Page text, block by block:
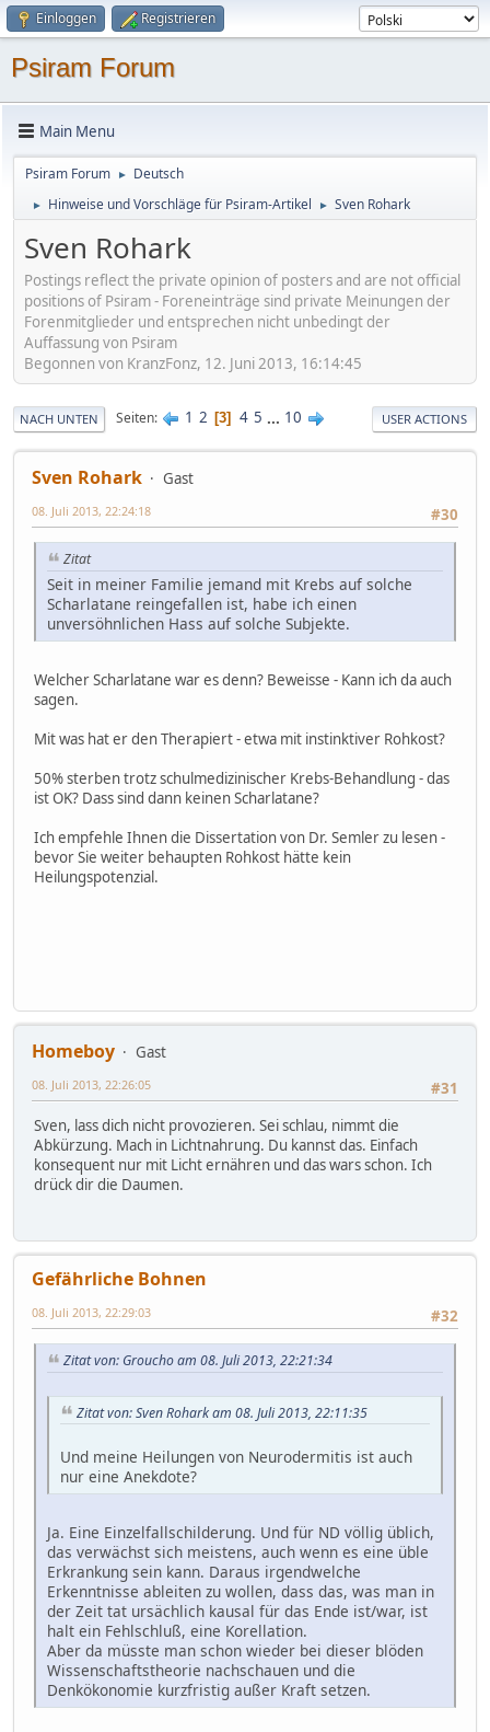
Einloggen Registrieren
Psiram Forum
Main Menu
Psiram Forum ► Deutsch
► Hinweise und Vorschläge für Psiram-Artikel ► Sven Rohark
Sven Rohark
Postings reflect the private opinion of posters and are not official
positions of Psiram - Foreneinträge sind private Meinungen der
Forenmitglieder und entsprechen nicht unbedingt der
Auffassung von Psiram
Begonnen von KranzFonz, 12. Juni 2013, 16:14:45
NACH UNTEN Seiten 1 2 3 4 5 ... 10 USER ACTIONS
Sven Rohark
Gast
#30
08. Juli 2013, 22:24:18
Zitat
Seit in meiner Familie jemand mit Krebs auf solche
Scharlatane reingefallen ist, habe ich einen
unversöhnlichen Hass auf solche Subjekte.
Welcher Scharlatane war es denn? Beweisse - Kann ich da auch
sagen.
Mit was hat er den Therapiert - etwa mit instinktiver Rohkost?
50% sterben trotz schulmedizinischer Krebs-Behandlung - das
ist OK? Dass sind dann keinen Scharlatane?
Ich empfehle Ihnen die Dissertation von Dr. Semler zu lesen -
bevor Sie weiter behaupten Rohkost hätte kein
Heilungspotenzial.
Homeboy
Gast
#31
08. Juli 2013, 22:26:05
Sven, lass dich nicht provozieren. Sei schlau, nimmt die
Abkürzung. Mach in Lichtnahrung. Du kannst das. Einfach
konsequent nur mit Licht ernähren und das wars schon. Ich
drück dir die Daumen.
Gefährliche Bohnen
#32
08. Juli 2013, 22:29:03
Zitat von: Groucho am 08. Juli 2013, 22:21:34
Zitat von: Sven Rohark am 08. Juli 2013, 22:11:35
Und meine Heilungen von Neurodermitis ist auch
nur eine Anekdote?
Ja. Eine Einzelfallschilderung. Und für ND völlig üblich,
das verwächst sich meistens, auch wenn es eine üble
Erkrankung sein kann. Daraus irgendwelche
Erkenntnisse ableiten zu wollen, dass das, was man in
der Zeit tat ursächlich kausal für das Ende ist/war, ist
halt ein Fehlschluß, eine Korellation.
Aber da müsste man schon wieder bei dieser blöden
Wissenschaftstheorie nachschauen und die
Denkökonomie kurzfristig außer Kraft setzen.